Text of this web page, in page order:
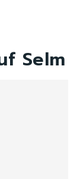
Selm